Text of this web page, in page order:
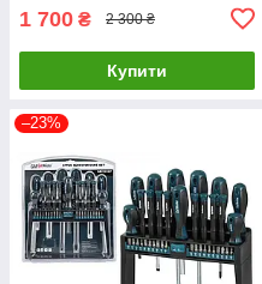
1 700 ₴ 2 300 ₴
Купити
–23%